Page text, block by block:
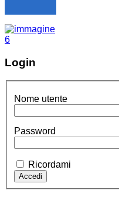
Login
Nome utente
Password
Ricordami